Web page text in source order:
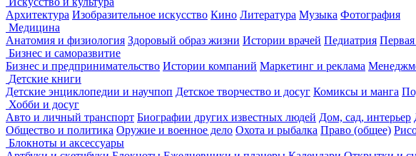
Архитектура Изобразительное искусство Кино Литература Музыка Фотография
Медицина
Анатомия и физиология Здоровый образ жизни Истории врачей Педиатрия
Бизнес и саморазвитие
Бизнес и предпринимательство Истории компаний Маркетинг и реклама
Детские книги
Детские энциклопедии и научпоп Детское творчество и досуг Комиксы и манга
Хобби и досуг
Авто и личный транспорт Биографии других известных людей Дом, сад, интерьер
Общество и политика Оружие и военное дело Охота и рыбалка Право (общее)
Блокноты и аксессуары